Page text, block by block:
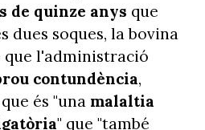
de quinze anys que
dues soques, la bovina
que l'administració
contundència,
és "unamalaltia
" que "també